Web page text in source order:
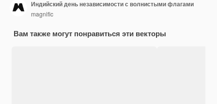
Индийский день независимости с волнистыми флагами
magnific
Вам также могут понравиться эти векторы